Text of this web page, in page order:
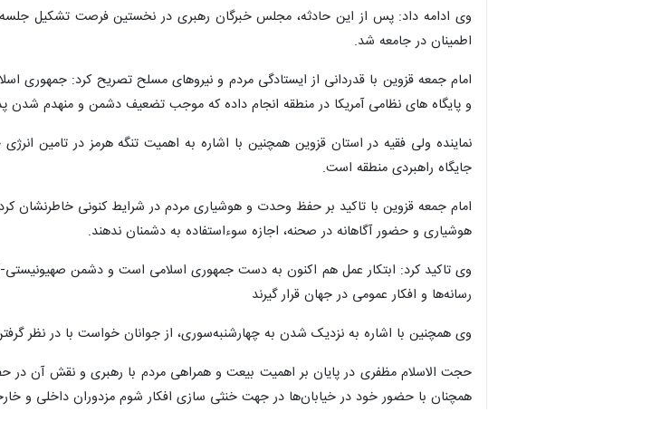
وی ادامه داد: پس از این حادثه، مجلس خبرگان رهبری در نخستین فرصت تشکیل
اطمینان در جامعه شد.
و پایگاه های نظامی آمریکا در منطقه انجام داده که موجب تضعیف دشمن و منهدم شدن
نماینده ولی فقیه در استان قزوین همچنین با اشاره به اهمیت تنگه هرمز در تامین
جایگاه راهبردی منطقه است.
امام جمعه قزوین با تاکید بر حفظ وحدت و هوشیاری مردم در شرایط کنونی خاطرنشان
هوشیاری و حضور آگاهانه در صحنه، اجازه سوءاستفاده به دشمنان ندهند.
وی تاکید کرد: ابتکار عمل هم اکنون به‌ دست جمهوری اسلامی است و دشمن
رسانه‌ها و افکار عمومی در جهان قرار گیرند
وی همچنین با اشاره به نزدیک شدن به چهارشنبه‌سوری، از جوانان خواست با در نظر
حجت الاسلام مظفری در پایان بر اهمیت بیعت و همراهی مردم با رهبری و نقش آن در
همچنان با حضور خود در خیابان‌ها در جهت خنثی سازی افکار شوم مزدوران داخلی و